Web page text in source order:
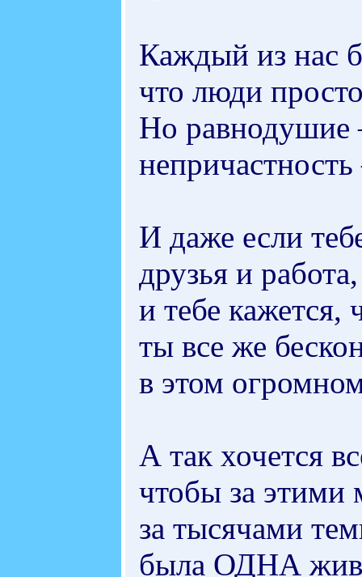
Каждый из нас
что люди
Но равнодушие
И даже если
друзья и работа,
и тебе кажется,
ты все же
в этом
А так хочется
чтобы за этими
за тысячами
была ОДНА